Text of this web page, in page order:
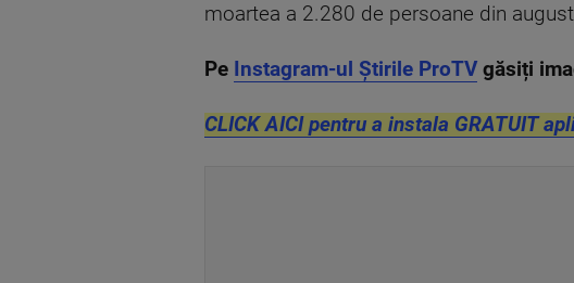
moartea a 2.280 de persoane din
Pe Instagram-ul Știrile ProTV găsiți
CLICK AICI pentru a instala GRATUIT